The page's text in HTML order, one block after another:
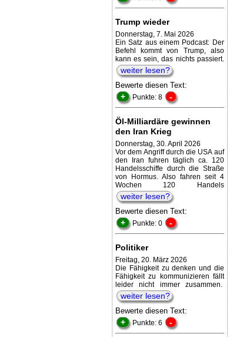
Trump wieder
Donnerstag, 7. Mai 2026
Ein Satz aus einem Podcast: Der
Befehl kommt von Trump, also
kann es sein, das nichts passiert.
weiter lesen?
Bewerte diesen Text:
+ Punkte: 8 -
Öl-Milliardäre gewinnen
den Iran Krieg
Donnerstag, 30. April 2026
Vor dem Angriff durch die USA auf
den Iran fuhren täglich ca. 120
Handelsschiffe durch die Straße
von Hormus. Also fahren seit 4
Wochen 120 Handels
weiter lesen?
Bewerte diesen Text:
+ Punkte: 0 -
Politiker
Freitag, 20. März 2026
Die Fähigkeit zu denken und die
Fähigkeit zu kommunizieren fällt
leider nicht immer zusammen.
weiter lesen?
Bewerte diesen Text:
+ Punkte: 6 -